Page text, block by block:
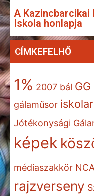
A Kazincbarcikai
Iskola honlapja
CÍMKEFELHŐ
1% 2007 bál
gálaműsor
Jótékonysági
képek
médiaszakkör NCA
rajzverseny